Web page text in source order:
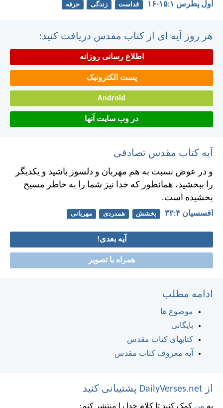
اول پطرس ۱:‏۱۵-‏۱۶ قداست زندگی حرفه
هر روز آیه ای از کتاب مقدس دریافت کنید:
اطلاع رسانی روزانه
پست الکترونیک
Android
در وب سایت آنها
آیه کتاب مقدس تصادفی
و در عوض نسبت به هم مهربان و دلسوز باشيد و يكديگر
را ببخشيد، همانطور كه خدا نيز شما را به خاطر مسيح
بخشيده است.
افسسیان ۴:‏۳۲ بخشش همدردی مهربانی
آیه بعدی!
همراه با تصویر
ادامه مطلب
موضوع ها
بایگانی
کتابهای کتاب مقدس
آیه معروف کتاب مقدس
از DailyVerses.net پشتیبانی کنید